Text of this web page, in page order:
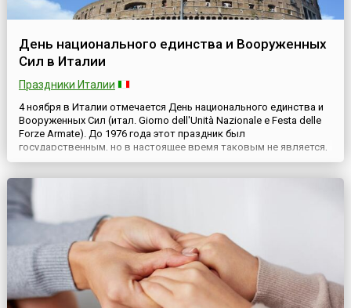
День национального единства и Вооруженных
Сил в Италии
Праздники Италии
4 ноября в Италии отмечается День национального единства и
Вооруженных Сил (итал. Giorno dell'Unità Nazionale e Festa delle
Forze Armate). До 1976 года этот праздник был
государственным, но в настоящее время таковым не является,
хотя и установлен законом. Он посвящен памяти всех павших за